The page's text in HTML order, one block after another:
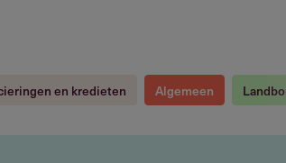
en kredieten Algemeen